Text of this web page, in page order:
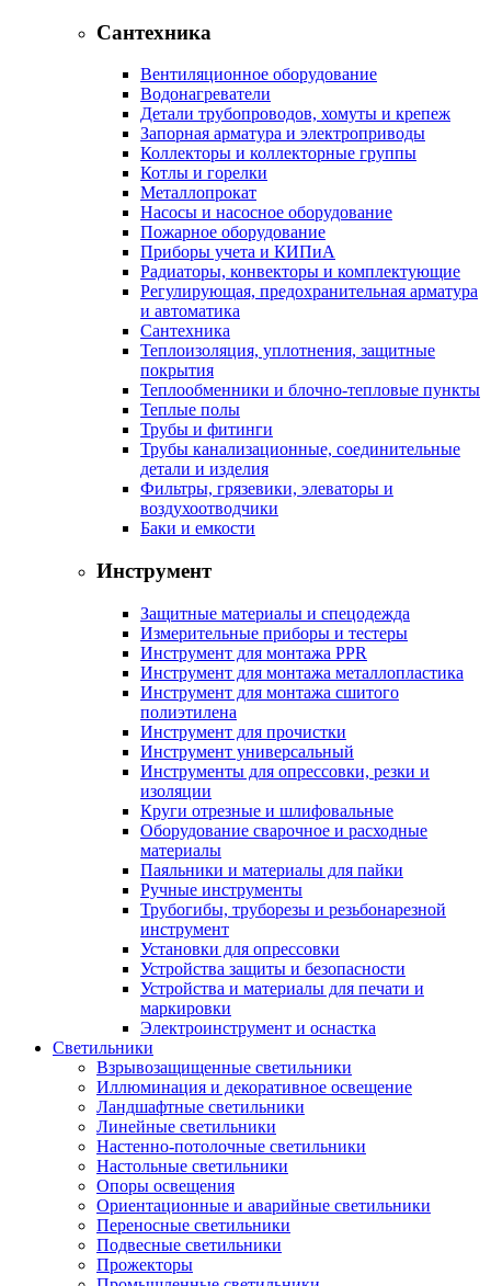
Сантехника
Вентиляционное оборудование
Водонагреватели
Детали трубопроводов, хомуты и крепеж
Запорная арматура и электроприводы
Коллекторы и коллекторные группы
Котлы и горелки
Металлопрокат
Насосы и насосное оборудование
Пожарное оборудование
Приборы учета и КИПиА
Радиаторы, конвекторы и комплектующие
Регулирующая, предохранительная арматура
и автоматика
Сантехника
Теплоизоляция, уплотнения, защитные
покрытия
Теплообменники и блочно-тепловые пункты
Теплые полы
Трубы и фитинги
Трубы канализационные, соединительные
детали и изделия
Фильтры, грязевики, элеваторы и
воздухоотводчики
Баки и емкости
Инструмент
Защитные материалы и спецодежда
Измерительные приборы и тестеры
Инструмент для монтажа PPR
Инструмент для монтажа металлопластика
Инструмент для монтажа сшитого
полиэтилена
Инструмент для прочистки
Инструмент универсальный
Инструменты для опрессовки, резки и
изоляции
Круги отрезные и шлифовальные
Оборудование сварочное и расходные
материалы
Паяльники и материалы для пайки
Ручные инструменты
Трубогибы, труборезы и резьбонарезной
инструмент
Установки для опрессовки
Устройства защиты и безопасности
Устройства и материалы для печати и
маркировки
Электроинструмент и оснастка
Светильники
Взрывозащищенные светильники
Иллюминация и декоративное освещение
Ландшафтные светильники
Линейные светильники
Настенно-потолочные светильники
Настольные светильники
Опоры освещения
Ориентационные и аварийные светильники
Переносные светильники
Подвесные светильники
Прожекторы